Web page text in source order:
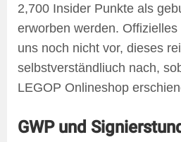
2,700 Insider Punkte als
erworben werden.
uns noch nicht vor, dieses
selbstverständliuch nach,
LEGOP Onlineshop
GWP und